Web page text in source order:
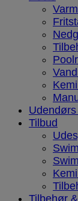
Tilbud